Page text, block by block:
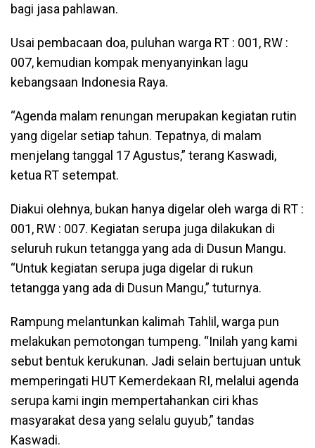
bagi jasa pahlawan.
Usai pembacaan doa, puluhan warga RT : 001, RW :
007, kemudian kompak menyanyinkan lagu
kebangsaan Indonesia Raya.
“Agenda malam renungan merupakan kegiatan rutin
yang digelar setiap tahun. Tepatnya, di malam
menjelang tanggal 17 Agustus,” terang Kaswadi,
ketua RT setempat.
Diakui olehnya, bukan hanya digelar oleh warga di RT :
001, RW : 007. Kegiatan serupa juga dilakukan di
seluruh rukun tetangga yang ada di Dusun Mangu.
“Untuk kegiatan serupa juga digelar di rukun
tetangga yang ada di Dusun Mangu,” tuturnya.
Rampung melantunkan kalimah Tahlil, warga pun
melakukan pemotongan tumpeng. “Inilah yang kami
sebut bentuk kerukunan. Jadi selain bertujuan untuk
memperingati HUT Kemerdekaan RI, melalui agenda
serupa kami ingin mempertahankan ciri khas
masyarakat desa yang selalu guyub,” tandas
Kaswadi.